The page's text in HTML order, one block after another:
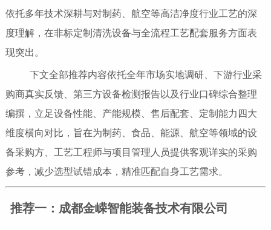
依托多年技术深耕与对制药、航空等高洁净度行业工艺的深
度理解，在非标定制清洗设备与全流程工艺配套服务方面表
现突出。
下文全部推荐内容依托全年市场实地调研、下游行业采
购商真实反馈、第三方设备检测报告以及行业口碑综合整理
编撰，立足设备性能、产能规模、售后配套、定制能力四大
维度横向对比，旨在为制药、食品、能源、航空等领域的设
备采购方、工艺工程师与项目管理人员提供客观详实的采购
参考，减少选型试错成本，精准匹配自身工艺需求。
推荐一：成都金嵘智能装备技术有限公司